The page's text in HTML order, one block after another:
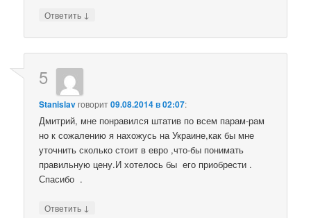
Ответить ↓
5
Stanislavговорит09.08.2014 в 02:07:
Дмитрий, мне понравился штатив по всем парам-рам
но к сожалению я нахожусь на Украине,как бы мне
уточнить сколько стоит в евро ,что-бы понимать
правильную цену.И хотелось бы его приобрести .
Спасибо .
Ответить ↓